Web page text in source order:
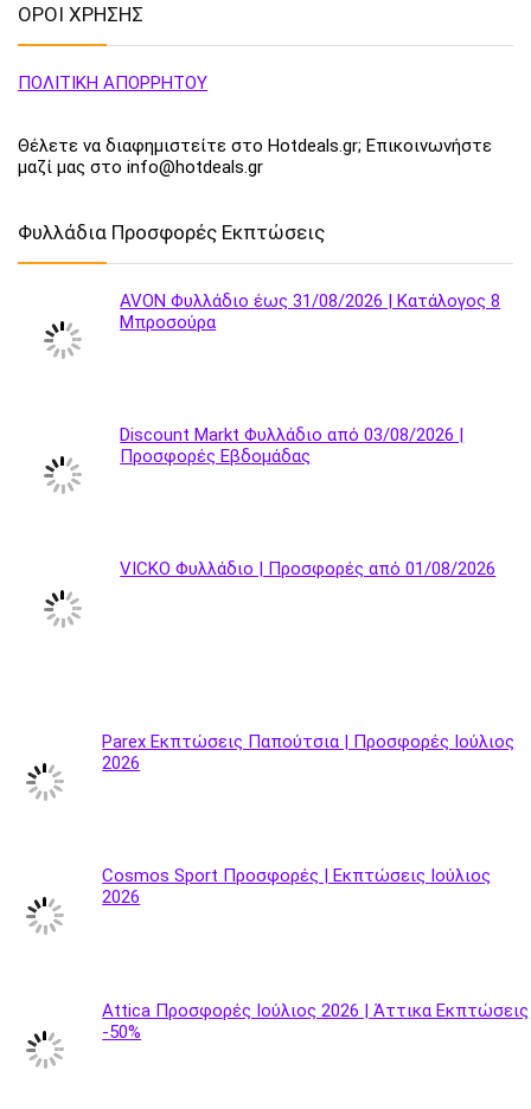
ΟΡΟΙ ΧΡΗΣΗΣ
ΠΟΛΙΤΙΚΗ ΑΠΟΡΡΗΤΟΥ
Θέλετε να διαφημιστείτε στο Hotdeals.gr; Επικοινωνήστε
μαζί μας στο info@hotdeals.gr
Φυλλάδια Προσφορές Εκπτώσεις
AVON Φυλλάδιο έως 31/08/2026 | Κατάλογος 8
Μπροσούρα
Discount Markt Φυλλάδιο από 03/08/2026 |
Προσφορές Εβδομάδας
VICKO Φυλλάδιο | Προσφορές από 01/08/2026
Parex Εκπτώσεις Παπούτσια | Προσφορές Ιούλιος
2026
Cosmos Sport Προσφορές | Εκπτώσεις Ιούλιος
2026
Attica Προσφορές Ιούλιος 2026 | Άττικα Εκπτώσεις
-50%